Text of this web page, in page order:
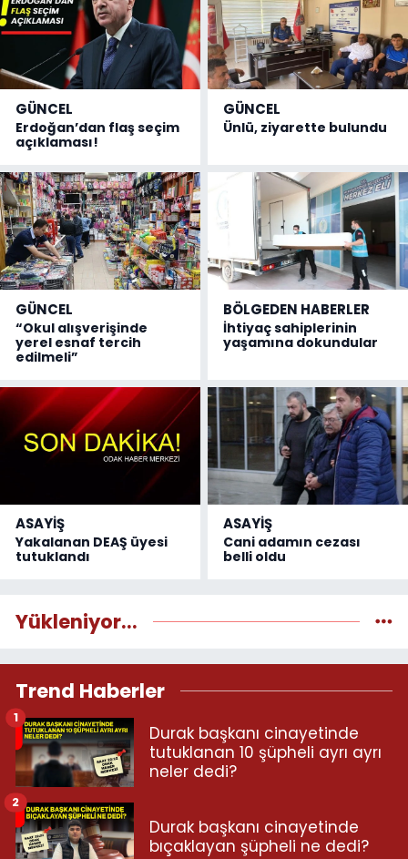
GÜNCEL
Erdoğan’dan flaş seçim
açıklaması!
GÜNCEL
Ünlü, ziyarette bulundu
GÜNCEL
“Okul alışverişinde
yerel esnaf tercih
edilmeli”
BÖLGEDEN HABERLER
İhtiyaç sahiplerinin
yaşamına dokundular
ASAYİŞ
Yakalanan DEAŞ üyesi
tutuklandı
ASAYİŞ
Cani adamın cezası
belli oldu
Yükleniyor...
Trend Haberler
Durak başkanı cinayetinde
tutuklanan 10 şüpheli ayrı ayrı
neler dedi?
1
Durak başkanı cinayetinde
bıçaklayan şüpheli ne dedi?
2